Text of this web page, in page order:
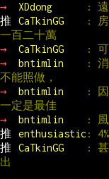
→
XDdong
:
推
CaTkinGG
: 房
一百二十萬
→
CaTkinGG
: 可
→
bntimlin
: 消
不能照做，
→
bntimlin
: 因
一定是最佳
→
bntimlin
: 風
推
enthusiastic :
推
CaTkinGG
: 甚
出